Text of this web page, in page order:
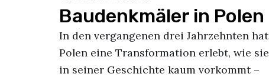
Baudenkmäler in Polen
In den vergangenen drei Jahrzehnten hat
Polen eine Transformation erlebt, wie sie
in seiner Geschichte kaum vorkommt –